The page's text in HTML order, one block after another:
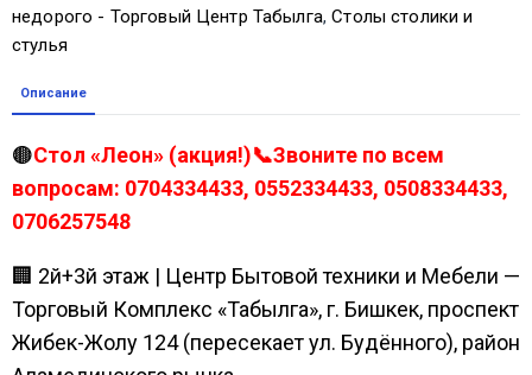
недорого - Торговый Центр Табылга,Столы столики и
стулья
Описание
🟤Стол «Леон» (акция!)📞Звоните по всем
вопросам: 0704334433, 0552334433, 0508334433,
0706257548
🏢 2й+3й этаж | Центр Бытовой техники и Мебели —
Торговый Комплекс «Табылга», г. Бишкек, проспект
Жибек-Жолу 124 (пересекает ул. Будённого), район